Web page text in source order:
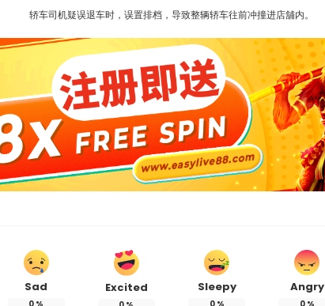
轿车司机疑误退车时，误置排档，导致整辆轿车往前冲撞进店舖内。
Sad Excited Sleepy Angry